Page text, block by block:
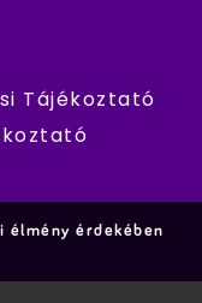
Tájékoztató
élmény érdekében